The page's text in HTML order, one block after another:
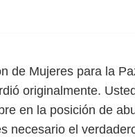
de Mujeres para la
originalmente.
en la posición de
necesario el